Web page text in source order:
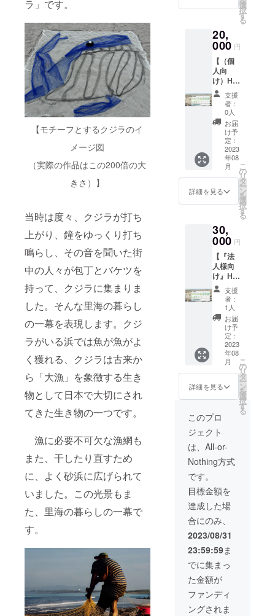
ラ」です。
【モチーフとするクジラのイ
メージ図
（実際の作品はこの200倍の大
きさ）】
当時は度々、クジラが打ち
上がり、鐘をゆっくり打ち
鳴らし、その音を聞いた街
中の人々が包丁とバケツを
持って、クジラに集まりま
した。そんな里海の暮らし
の一幕を表現します。クジ
ラがいる浜では魚が魚がよ
く獲れる、クジラは古来か
ら「大漁」を象徴する生き
物として日本で大切にされ
てきた生き物の一つです。
漁に必要不可欠な漁網も
また、干したり直すため
に、よく砂浜に広げられて
いました。この光景もま
た、里海の暮らしの一幕で
す。
たしま
す。
100mm
×148m
りま
す。
念した
ントし
ます！
NFTっ
て何か
よくわ
からな
い方も
多いと
存じま
す。 要
はデー
タとし
て未来
永劫刻
み込ま
れるト
ロ
章で
す。 今
ロジェ
クト
に、ご
支援頂
いた証
がデー
タとし
て刻み
込まれ
ます。
NFTっ
て何だ
ろうっ
て方に
NFTデ
するの
にめ
ちゃく
ちゃ良
だと思
いま
す。 記
たメー
ルアド
にお送
りいた
す。
POAP
アプリ
選
択
す
る
20,
000 円
【（個
人向
け）HP
にお名
前を書
かせて
いただ
きま
す！】
海辺の
たから
もの公
式HPに
てあな
たのお
たしま
す！ HP
を見に
来てい
ただけ
ればい
つでも
あなた
が見ら
れるだ
けでな
く、他
の人か
らもあ
の人は
あのプ
ロジェ
援者の
だなと
思って
ます。
もの公
式HPに
お名前
を記載
いたし
備考欄
にて、
記入し
たいお
名前を
ご記入
くださ
支援
者：
0人
お届
け予
定：
2023
年08
月
詳細を見る
こ
の
リ
タ
ー
ン
を
選
択
す
る
30,
000 円
【『法
人様向
け』HP
にあな
たのお
名前を
記載し
す！】
HPに名
前記入
の法人
様向け
になり
ます。
たから
もの公
式HPに
て、あ
なたの
会社
記名が
記載さ
れ続け
る事に
なりま
す。 こ
のリ
ターン
をご支
援頂け
れば社
会貢献
性の高
支援
者：
1人
お届
け予
定：
2023
年08
月
詳細を見る
こ
の
リ
タ
ー
ン
を
選
択
す
る
このプロ
ジェクト
は、All-or-
Nothing方式
です。
目標金額を
達成した場
合にのみ、
2023/08/31
23:59:59ま
でに集まっ
た金額が
ファンディ
ングされま